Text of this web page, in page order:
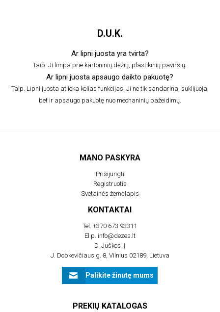
D.U.K.
Ar lipni juosta yra tvirta?
Taip. Ji limpa prie kartoninių dėžių, plastikinių paviršių.
Ar lipni juosta apsaugo daikto pakuotę?
Taip. Lipni juosta atlieka kelias funkcijas. Ji ne tik sandarina, suklijuoja,
bet ir apsaugo pakuotę nuo mechaninių pažeidimų.
MANO PASKYRA
Prisijungti
Registruotis
Svetainės žemėlapis
KONTAKTAI
Tel.+370 673 93311
El.p. info@dezes.lt
D. Juškos IĮ
J. Dobkevičiaus g. 8, Vilnius 02189, Lietuva
Palikite žinutę mums
PREKIŲ KATALOGAS